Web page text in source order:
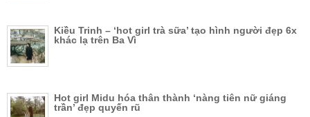
Kiều Trinh – ‘hot girl trà sữa’ tạo hình người đẹp 6x
khác lạ trên Ba Vì
Hot girl Midu hóa thân thành ‘nàng tiên nữ giáng
trần’ đẹp quyến rũ